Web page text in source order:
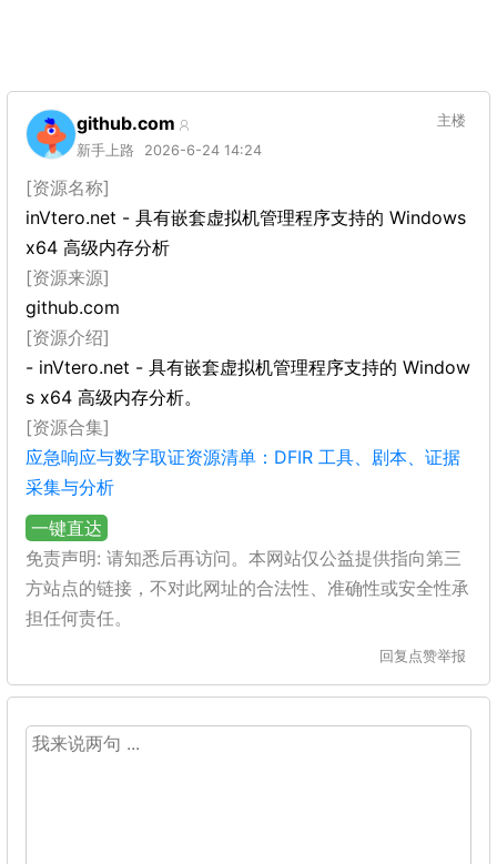
github.com
新手上路 2026-6-24 14:24
主楼
[资源名称]
inVtero.net - 具有嵌套虚拟机管理程序支持的 Windows
x64 高级内存分析
[资源来源]
github.com
[资源介绍]
- inVtero.net - 具有嵌套虚拟机管理程序支持的 Window
s x64 高级内存分析。
[资源合集]
应急响应与数字取证资源清单：DFIR 工具、剧本、证据
采集与分析
一键直达
免责声明: 请知悉后再访问。本网站仅公益提供指向第三
方站点的链接，不对此网址的合法性、准确性或安全性承
担任何责任。
回复 点赞举报